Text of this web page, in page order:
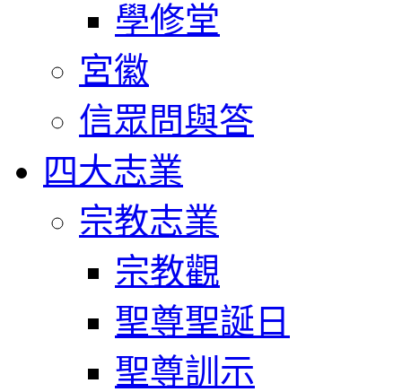
學修堂
宮徽
信眾問與答
四大志業
宗教志業
宗教觀
聖尊聖誕日
聖尊訓示